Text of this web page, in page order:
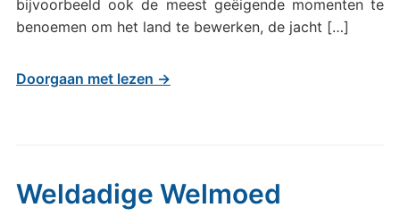
bijvoorbeeld ook de meest geëigende momenten te
benoemen om het land te bewerken, de jacht […]
Doorgaan met lezen →
Weldadige Welmoed